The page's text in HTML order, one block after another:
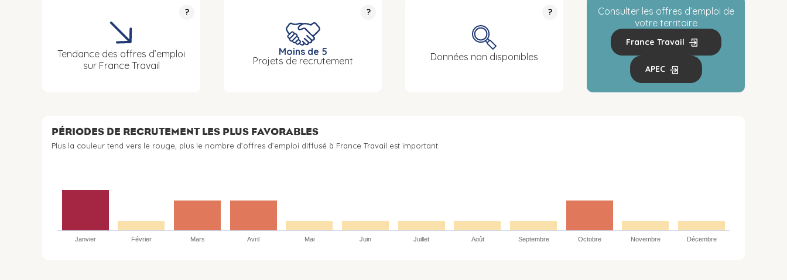
?
Tendance des offres d’emploi
sur France Travail
?
Moins de 5
Projets de recrutement
?
Données non disponibles
Consulter les offres d’emploi de
votre territoire
France Travail
APEC
PÉRIODES DE RECRUTEMENT LES PLUS FAVORABLES
Plus la couleur tend vers le rouge, plus le nombre d’offres d’emploi diffusé à France Travail est important.
Janvier Février Mars Avril Mai Juin Juillet Août Septembre Octobre Novembre Décembre